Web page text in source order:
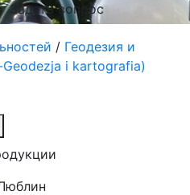
Задать вопрос
/ Геодезия и
i kartografia)